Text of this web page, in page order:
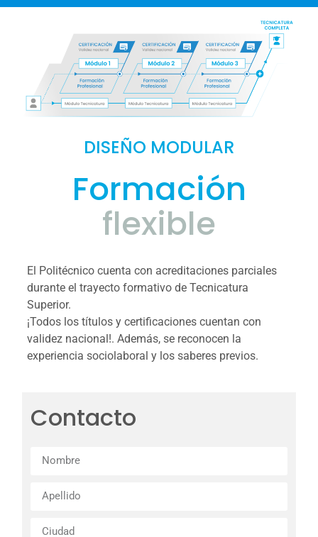
DISEÑO MODULAR
Formación
progresiva
El Politécnico cuenta con acreditaciones parciales
durante el trayecto formativo de Tecnicatura
Superior.
¡Todos los títulos y certificaciones cuentan con
validez nacional!. Además, se reconocen la
experiencia sociolaboral y los saberes previos.
Contacto